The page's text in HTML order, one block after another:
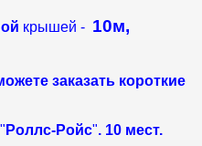
крышей - 10м,
заказать короткие
" Роллс-Ройс". 10 мест.